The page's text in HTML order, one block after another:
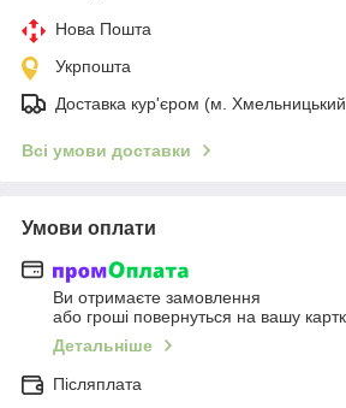
Нова Пошта
Укрпошта
Доставка кур'єром (м.
Всі умови доставки
Умови оплати
Ви отримаєте замовлення
або гроші повернуться на вашу
Детальніше
Післяплата